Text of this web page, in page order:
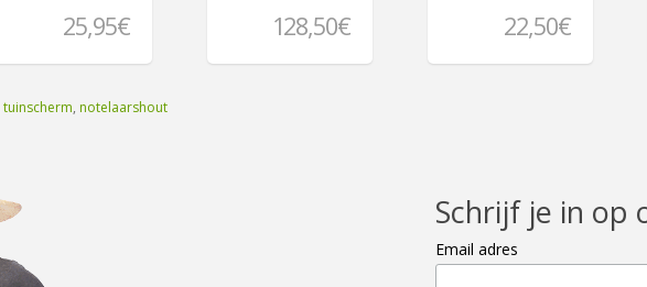
25,95€ 128,50€ 22,50€
tuinscherm, notelaarshout
Schrijf je in op
Email adres